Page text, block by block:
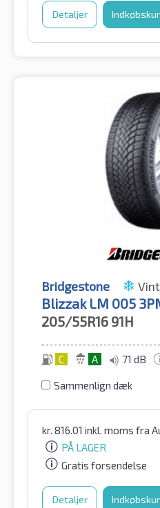
Detaljer
Bridgestone
Blizzak LM 005
205/55R16 91H
C A 71 dB
Sammenlign dæk
kr. 816.01 inkl. moms fra
PÅ LAGER
Gratis forsendelse
Detaljer